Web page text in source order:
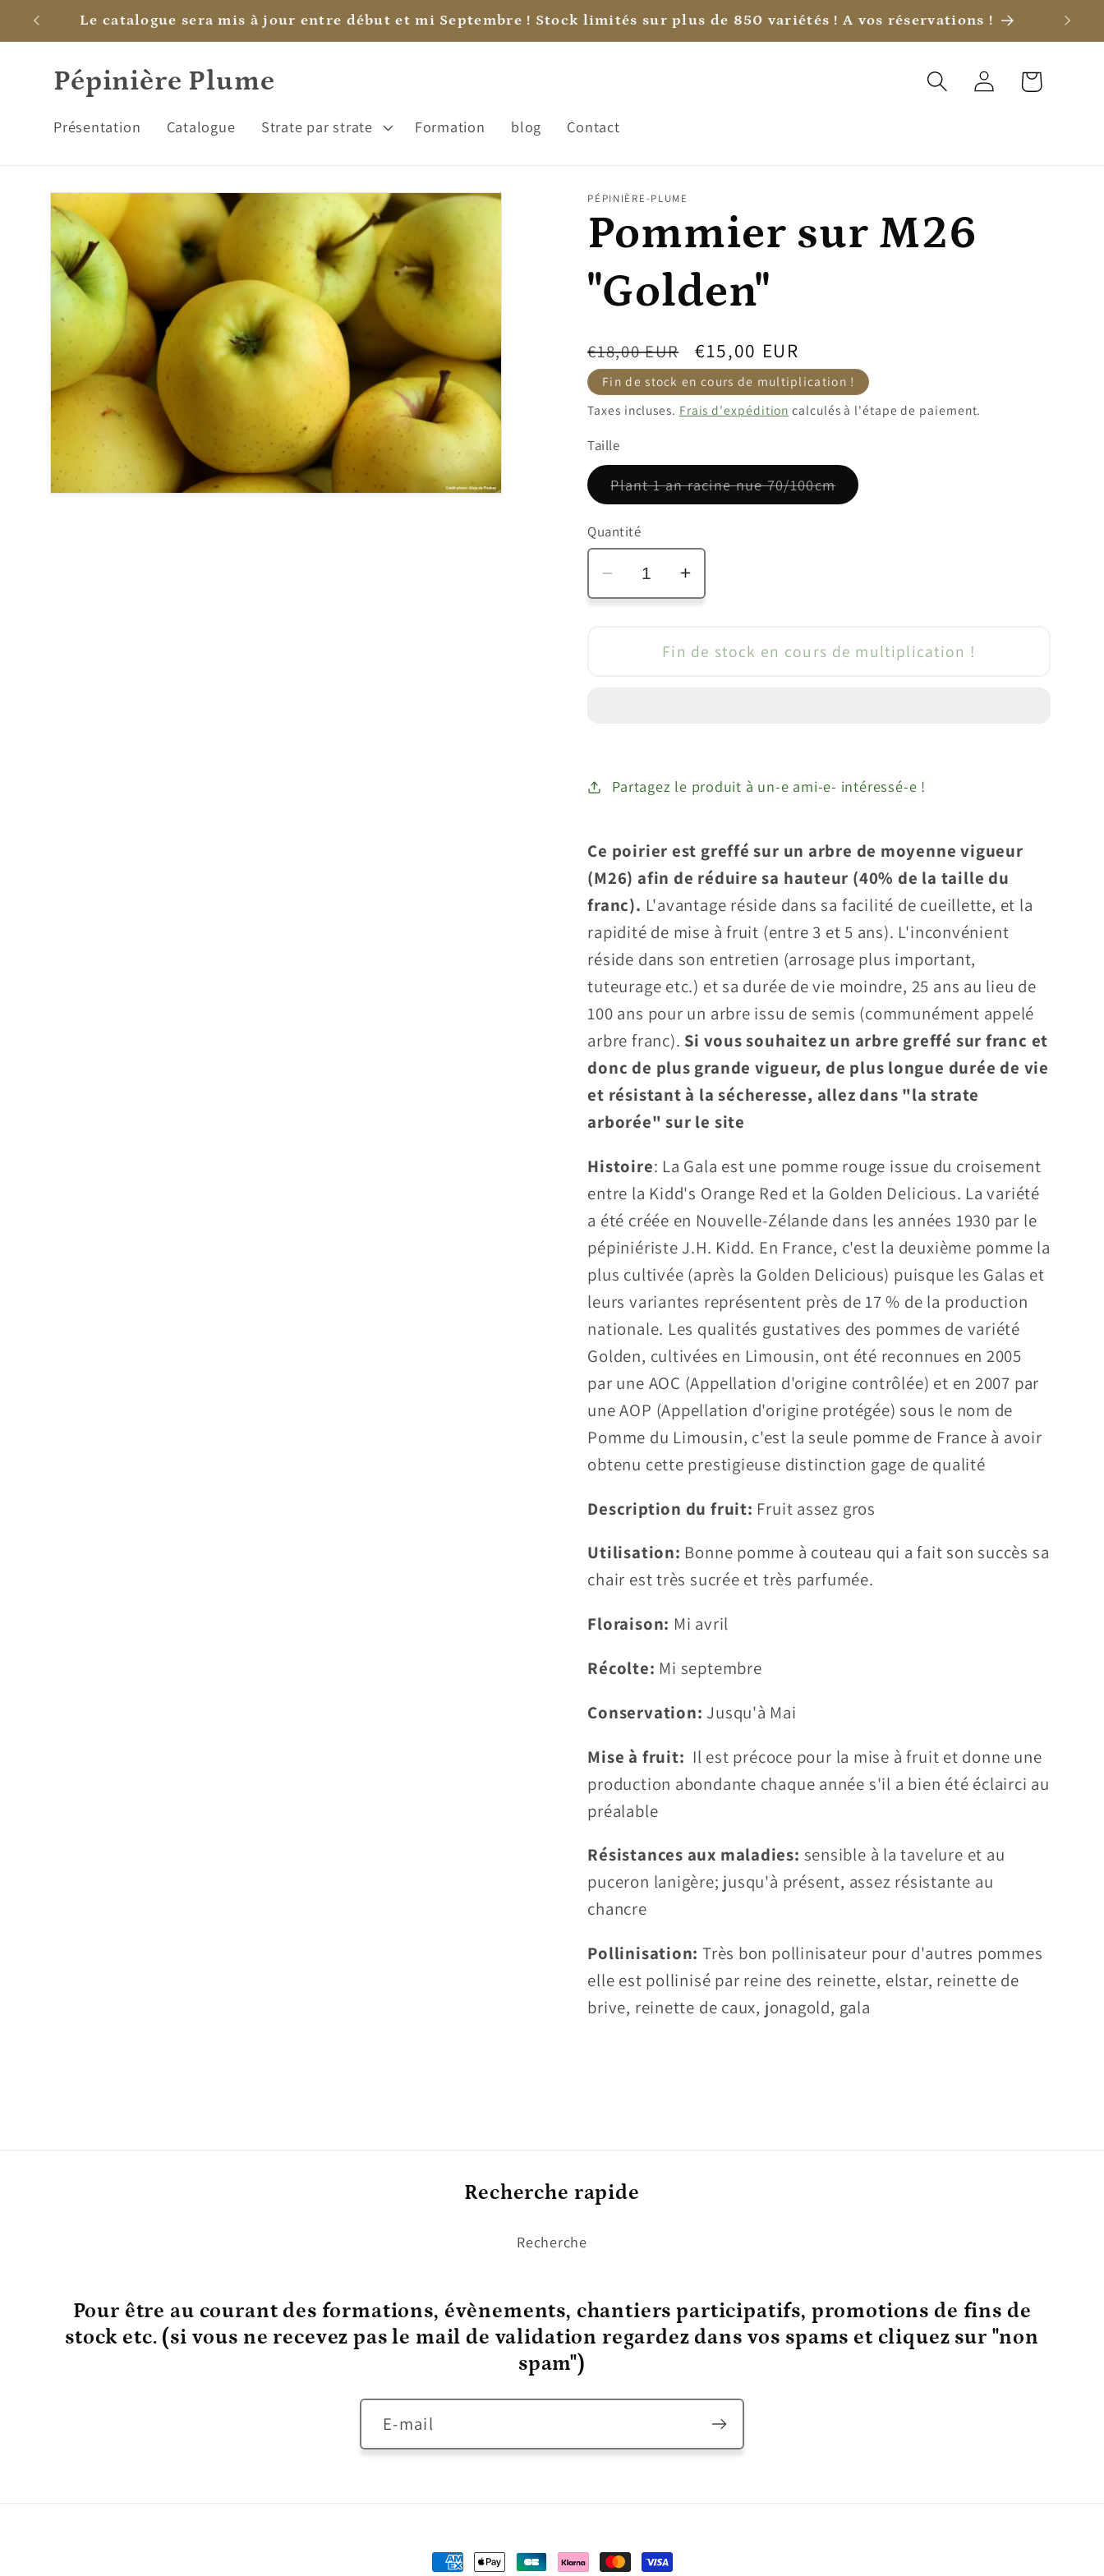
passer
au
C'est bientôt son anniversaire, sa fête? Offrez lui la carte cadeau pour lui laisser le choix !
Pépinière Plume
Présentation Catalogue Strate par strate Formation blog Contact
Connexion Panier
Passer aux
informations
produits
PÉPINIÈRE-PLUME
Pommier sur M26
"Golden"
Prix
habituel
€18,00 EUR
Prix
promotionnel
€15,00 EUR
Fin de stock en cours de multiplication !
Taxes incluses. Frais d'expédition calculés à l'étape de paiement.
Taille
Plant 1 an racine nue 70/100cmVariante
épuisée
Quantité
Réduire
la
Augmenter
la
de
Fin de stock en cours de multiplication !
Partagez le produit à un-e ami-e- intéressé-e !
Ce poirier est greffé sur un arbre de moyenne vigueur
(M26) afin de réduire sa hauteur (40% de la taille du
franc). L'avantage réside dans sa facilité de cueillette, et la
rapidité de mise à fruit (entre 3 et 5 ans). L'inconvénient
réside dans son entretien (arrosage plus important,
tuteurage etc.) et sa durée de vie moindre, 25 ans au lieu de
100 ans pour un arbre issu de semis (communément appelé
arbre franc). Si vous souhaitez un arbre greffé sur franc et
donc de plus grande vigueur, de plus longue durée de vie
et résistant à la sécheresse, allez dans "la strate
arborée" sur le site
Histoire: La Gala est une pomme rouge issue du croisement
entre la Kidd's Orange Red et la Golden Delicious. La variété
a été créée en Nouvelle-Zélande dans les années 1930 par le
pépiniériste J.H. Kidd. En France, c'est la deuxième pomme la
plus cultivée (après la Golden Delicious) puisque les Galas et
leurs variantes représentent près de 17 % de la production
nationale. Les qualités gustatives des pommes de variété
Golden, cultivées en Limousin, ont été reconnues en 2005
par une AOC (Appellation d'origine contrôlée) et en 2007 par
une AOP (Appellation d'origine protégée) sous le nom de
Pomme du Limousin, c'est la seule pomme de France à avoir
obtenu cette prestigieuse distinction gage de qualité
Description du fruit: Fruit assez gros
Utilisation: Bonne pomme à couteau qui a fait son succès sa
chair est très sucrée et très parfumée.
Floraison: Mi avril
Récolte: Mi septembre
Conservation: Jusqu'à Mai
Mise à fruit: Il est précoce pour la mise à fruit et donne une
production abondante chaque année s'il a bien été éclairci au
préalable
Résistances aux maladies: sensible à la tavelure et au
puceron lanigère; jusqu'à présent, assez résistante au
chancre
Pollinisation: Très bon pollinisateur pour d'autres pommes
elle est pollinisé par reine des reinette, elstar, reinette de
brive, reinette de caux, jonagold, gala
Recherche rapide
Recherche
Pour être au courantdes formations, évènements, chantiers participatifs, promotions de fins de
stock etc. (si vous ne recevez pas le mail de validation regardez dans vos spams et cliquez sur "non
spam")
E-mail
Moyens